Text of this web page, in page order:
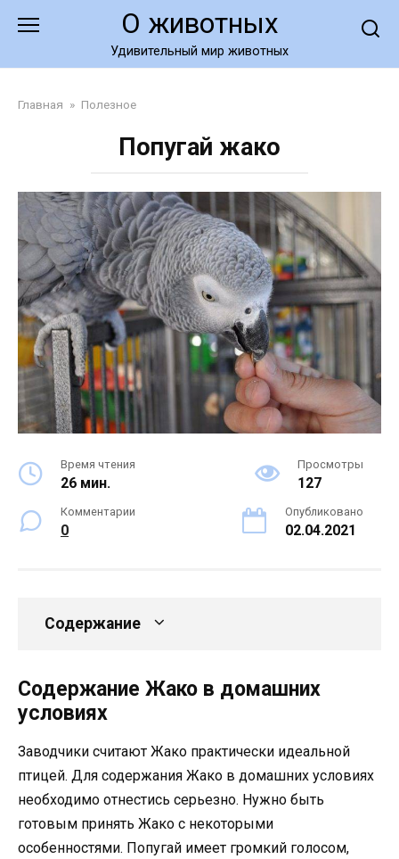
О животных
Удивительный мир животных
Главная » Полезное
Попугай жако
Время чтения
26 мин.
Просмотры
127
Комментарии
0
Опубликовано
02.04.2021
Содержание
Содержание Жако в домашних
условиях
Заводчики считают Жако практически идеальной
птицей. Для содержания Жако в домашних условиях
необходимо отнестись серьезно. Нужно быть
готовым принять Жако с некоторыми
особенностями. Попугай имеет громкий голосом,